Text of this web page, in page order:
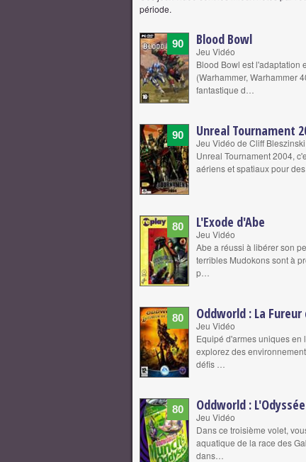
période.
90 Blood Bowl
Jeu Vidéo
Blood Bowl est l'adaptation
(Warhammer, Warhammer
fantastique d…
90 Unreal Tournament
Jeu Vidéo de Cliff Bleszinski
Unreal Tournament 2004,
aériens et spatiaux pour
80 L'Exode d'Abe
Jeu Vidéo
Abe a réussi à libérer son
terribles Mudokons sont à
p…
80 Oddworld : La
Jeu Vidéo
Equipé d'armes uniques en
explorez des
défis …
80 Oddworld :
Jeu Vidéo
Dans ce troisième volet,
aquatique de la race des
dans…